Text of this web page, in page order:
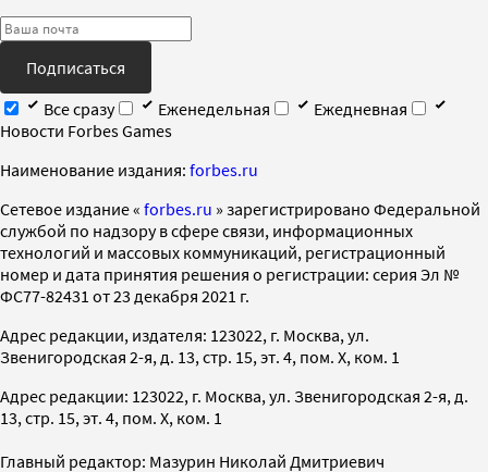
Подписаться
Все сразу
Еженедельная
Ежедневная
Новости Forbes Games
Наименование издания: forbes.ru
Cетевое издание « forbes.ru » зарегистрировано Федеральной
службой по надзору в сфере связи, информационных
технологий и массовых коммуникаций, регистрационный
номер и дата принятия решения о регистрации: серия Эл №
ФС77-82431 от 23 декабря 2021 г.
Адрес редакции, издателя: 123022, г. Москва, ул.
Звенигородская 2-я, д. 13, стр. 15, эт. 4, пом. X, ком. 1
Адрес редакции: 123022, г. Москва, ул. Звенигородская 2-я, д.
13, стр. 15, эт. 4, пом. X, ком. 1
Главный редактор: Мазурин Николай Дмитриевич